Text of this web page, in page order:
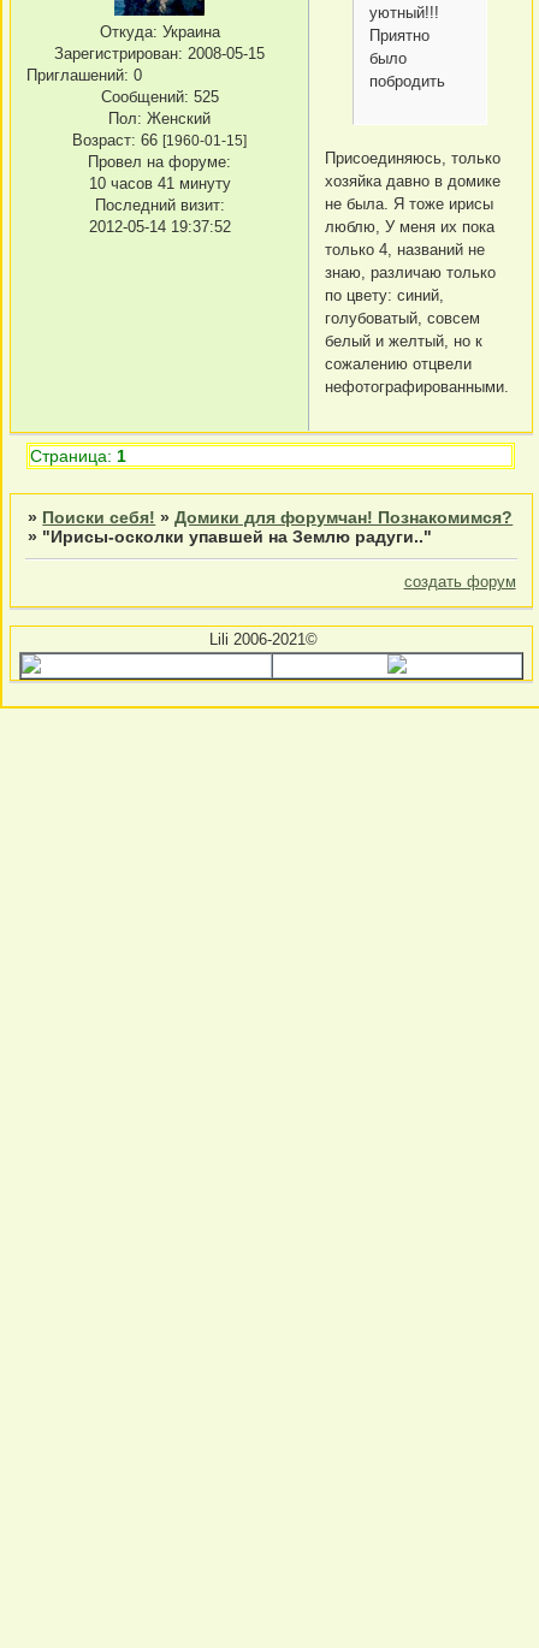
Откуда: Украина
Зарегистрирован: 2008-05-15
Приглашений: 0
Сообщений: 525
Пол: Женский
Возраст: 66 [1960-01-15]
Провел на форуме:
10 часов 41 минуту
Последний визит:
2012-05-14 19:37:52
уютный!!!
Приятно
было
побродить
Присоединяюсь, только
хозяйка давно в домике
не была. Я тоже ирисы
люблю, У меня их пока
только 4, названий не
знаю, различаю только
по цвету: синий,
голубоватый, совсем
белый и желтый, но к
сожалению отцвели
нефотографированными.
Страница: 1
» Поиски себя! »Домики для форумчан! Познакомимся?
» "Ирисы-осколки упавшей на Землю радуги.."
создать форум
Lili 2006-2021©